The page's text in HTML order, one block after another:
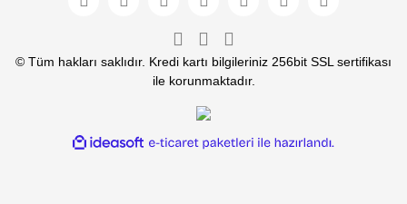
© Tüm hakları saklıdır. Kredi kartı bilgileriniz 256bit SSL sertifikası
ile korunmaktadır.
ideasoft
e-